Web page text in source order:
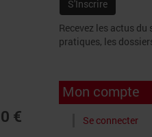
€
Recevez les actus du
pratiques, les
Mon compte
Se connecter